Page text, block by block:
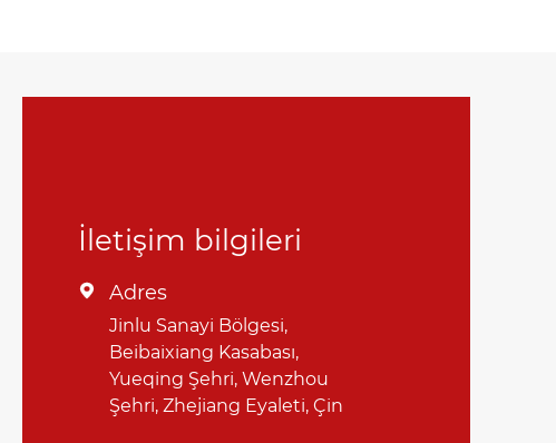
İletişim bilgileri
 Adres
Jinlu Sanayi Bölgesi,
Beibaixiang Kasabası,
Yueqing Şehri, Wenzhou
Şehri, Zhejiang Eyaleti, Çin